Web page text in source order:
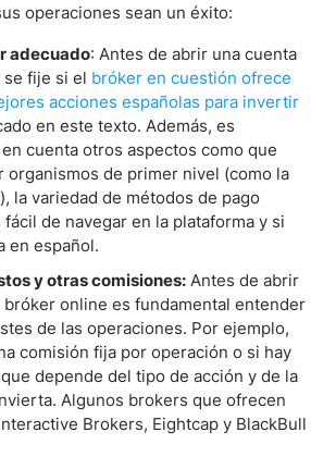
operaciones sean un éxito:
adecuado: Antes de abrir una cuenta
fije si el bróker en cuestión ofrece
acciones españolas para invertir
en este texto. Además, es
cuenta otros aspectos como que
organismos de primer nivel (como la
la variedad de métodos de pago
de navegar en la plataforma y si
en español.
y otras comisiones: Antes de abrir
bróker online es fundamental entender
de las operaciones. Por ejemplo,
comisión fija por operación o si hay
depende del tipo de acción y de la
Algunos brokers que ofrecen
Brokers, Eightcap y BlackBull